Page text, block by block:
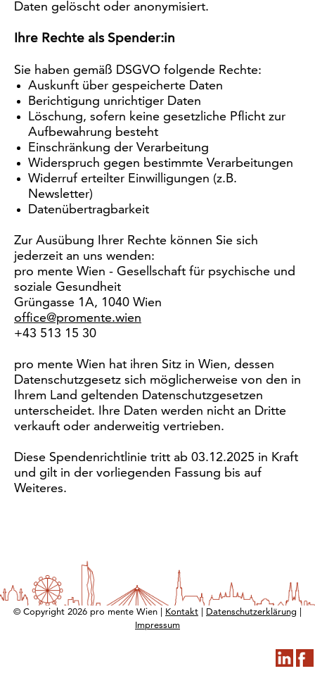
Daten gelöscht oder anonymisiert.
Ihre Rechte als Spender:in
Sie haben gemäß DSGVO folgende Rechte:
Auskunft über gespeicherte Daten
Berichtigung unrichtiger Daten
Löschung, sofern keine gesetzliche Pflicht zur
Aufbewahrung besteht
Einschränkung der Verarbeitung
Widerspruch gegen bestimmte Verarbeitungen
Widerruf erteilter Einwilligungen (z.B.
Newsletter)
Datenübertragbarkeit
Zur Ausübung Ihrer Rechte können Sie sich
jederzeit an uns wenden:
pro mente Wien - Gesellschaft für psychische und
soziale Gesundheit
Grüngasse 1A, 1040 Wien
office@promente.wien
+43 513 15 30
pro mente Wien hat ihren Sitz in Wien, dessen
Datenschutzgesetz sich möglicherweise von den in
Ihrem Land geltenden Datenschutzgesetzen
unterscheidet. Ihre Daten werden nicht an Dritte
verkauft oder anderweitig vertrieben.
Diese Spendenrichtlinie tritt ab 03.12.2025 in Kraft
und gilt in der vorliegenden Fassung bis auf
Weiteres.
© Copyright 2026 pro mente Wien | Kontakt Datenschutzerklärung
Impressum